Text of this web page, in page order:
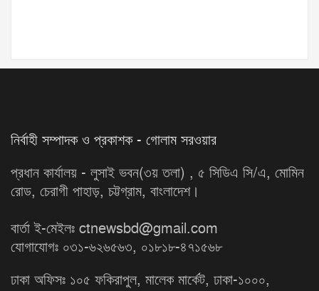
নির্বাহী সম্পাদক ও প্রকাশক - গোলাম সরওয়ার
প্রধান কার্যালয় - লুসাই ভবন(৩য় তলা) , ৫ সিডিএ সি/এ, মোমিন
রোড, চেরাগী পাহাড়, চট্টগ্রাম, বাংলাদেশ।
বার্তা ই-মেইলঃ ctnewsbd@gmail.com
যোগাযোগঃ ০৩১-৬২৬৫৬৩, ০১৮১৮-৪৭১৫৬৮
ঢাকা অফিসঃ ১০৫ ফকিরাপুল, মালেক মার্কেট, ঢাকা-১০০০,